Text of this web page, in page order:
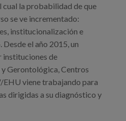
cual la probabilidad de que
se ve incrementado:
institucionalización e
el año 2015, un
instituciones de
Gerontológica, Centros
EHU viene trabajando para
dirigidas a su diagnóstico y